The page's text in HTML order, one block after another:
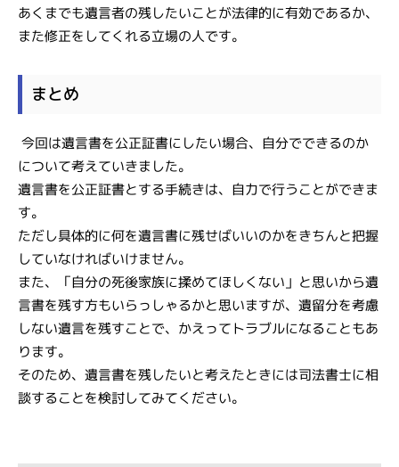
あくまでも遺言者の残したいことが法律的に有効であるか、
また修正をしてくれる立場の人です。
まとめ
今回は遺言書を公正証書にしたい場合、自分でできるのか
について考えていきました。
遺言書を公正証書とする手続きは、自力で行うことができま
す。
ただし具体的に何を遺言書に残せばいいのかをきちんと把握
していなければいけません。
また、「自分の死後家族に揉めてほしくない」と思いから遺
言書を残す方もいらっしゃるかと思いますが、遺留分を考慮
しない遺言を残すことで、かえってトラブルになることもあ
ります。
そのため、遺言書を残したいと考えたときには司法書士に相
談することを検討してみてください。